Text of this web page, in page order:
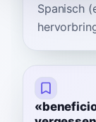
Spanisch